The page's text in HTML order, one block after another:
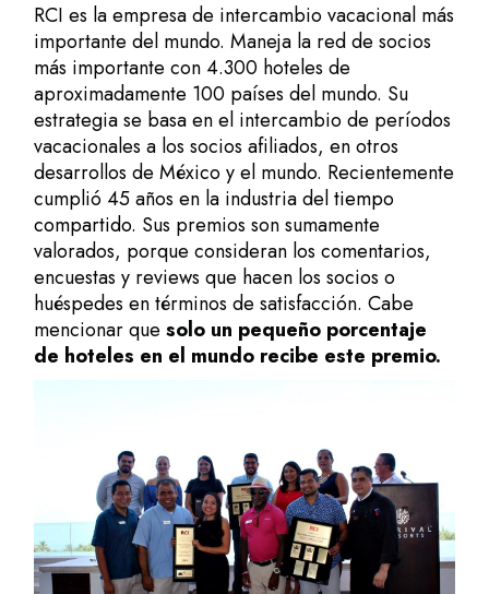
RCI es la empresa de intercambio vacacional más
importante del mundo. Maneja la red de socios
más importante con 4.300 hoteles de
aproximadamente 100 países del mundo. Su
estrategia se basa en el intercambio de períodos
vacacionales a los socios afiliados, en otros
desarrollos de México y el mundo. Recientemente
cumplió 45 años en la industria deltiempo
compartido. Sus premios son sumamente
valorados, porque consideran los comentarios,
encuestas y reviews que hacen los socios o
huéspedes en términos de satisfacción. Cabe
mencionar quesolo un pequeño porcentaje
de hoteles en el mundo recibe este premio.